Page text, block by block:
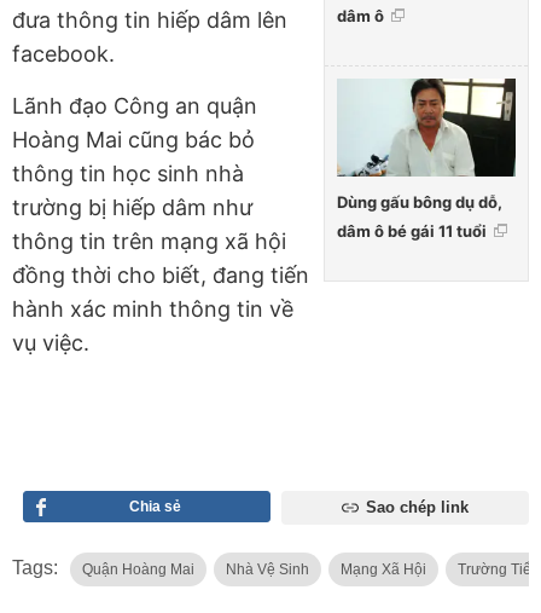
dâm ô
Dùng gấu bông dụ dỗ,
dâm ô bé gái 11 tuổi
đưa thông tin hiếp dâm lên
facebook.
Lãnh đạo Công an quận
Hoàng Mai cũng bác bỏ
thông tin học sinh nhà
trường bị hiếp dâm như
thông tin trên mạng xã hội
đồng thời cho biết, đang tiến
hành xác minh thông tin về
vụ việc.
Chia sẻ Sao chép link
Tags: Quận Hoàng Mai Nhà Vệ Sinh Mạng Xã Hội Trường